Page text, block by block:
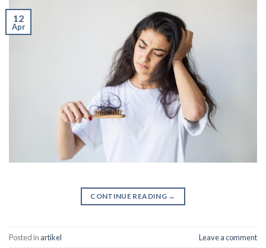
12
Apr
CONTINUE READING →
Posted in artikel Leave a comment